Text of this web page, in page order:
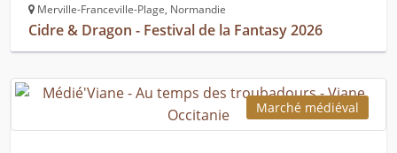
Merville-Franceville-Plage, Normandie
Cidre & Dragon - Festival de la Fantasy 2026
Marché médiéval